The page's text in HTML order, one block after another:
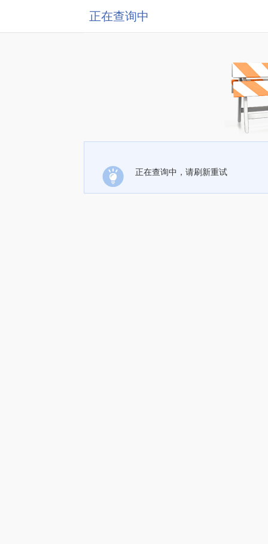
正在查询中
正在查询中，请刷新重试